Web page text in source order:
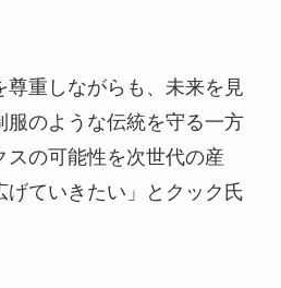
尊重しながらも、未来を見
服のような伝統を守る一方
スの可能性を次世代の産
ていきたい」とクック氏